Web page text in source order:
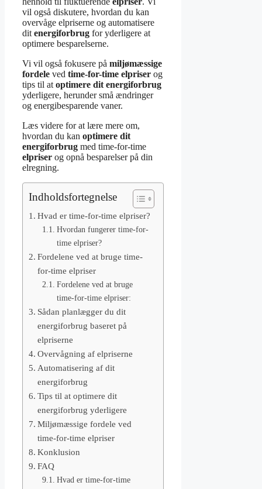
vil også diskutere, hvordan du kan
overvåge elpriserne og automatisere
dit energiforbrug for yderligere at
optimere besparelserne.
Vi vil også fokusere på miljømæssige
fordele ved time-for-time elpriser og
tips til at optimere dit energiforbrug
yderligere, herunder små ændringer
og energibesparende vaner.
Læs videre for at lære mere om,
hvordan du kan optimere dit
energiforbrug med time-for-time
elpriser og opnå besparelser på din
elregning.
Indholdsfortegnelse
Hvad er time-for-time elpriser?
Hvordan fungerer time-for-
time elpriser?
Fordelene ved at bruge time-
for-time elpriser
Fordelene ved at bruge
time-for-time elpriser:
Sådan planlægger du dit
energiforbrug baseret på
elpriserne
Overvågning af elpriserne
Automatisering af dit
energiforbrug
Tips til at optimere dit
energiforbrug yderligere
Miljømæssige fordele ved
time-for-time elpriser
Konklusion
FAQ
Hvad er time-for-time